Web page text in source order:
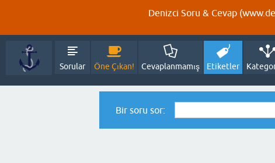
Denizci Soru & Cevap
Sorular Öne Çıkan! Cevaplanmamış Etiketler
Bir soru sor: